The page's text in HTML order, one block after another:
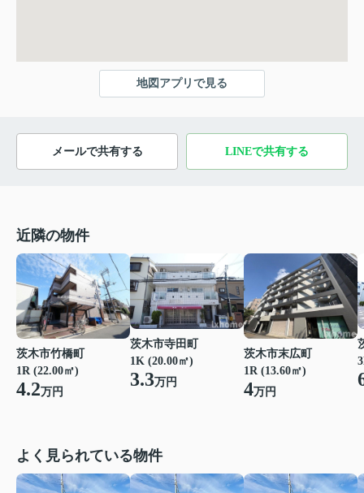
地図アプリで見る
メールで共有する LINEで共有する
近隣の物件
茨木市竹橋町
1R (22.00㎡)
4.2万円
茨木市寺田町
1K (20.00㎡)
3.3万円
茨木市末広町
1R (13.60㎡)
4万円
よく見られている物件